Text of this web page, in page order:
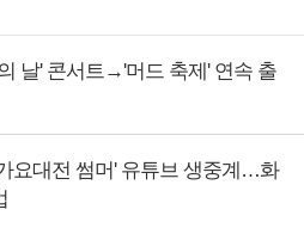
날' 콘서트→'머드 축제' 연속 출
요대전 썸머' 유튜브 생중계…화